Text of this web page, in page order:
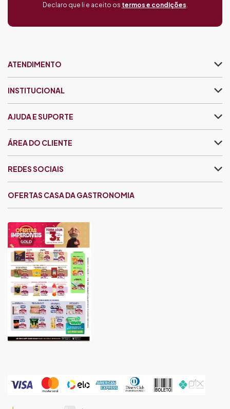
Declaro que li e aceito os termos e condições
ATENDIMENTO
INSTITUCIONAL
AJUDA E SUPORTE
ÁREA DO CLIENTE
OFERTAS CASA DA GASTRONOMIA
REDES SOCIAIS